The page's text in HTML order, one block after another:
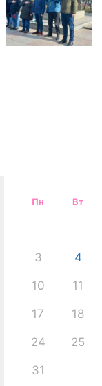
Пн Вт
3 4
10 11
17 18
24 25
31